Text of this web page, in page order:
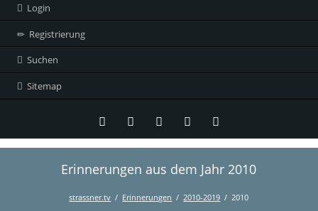
Login
Registrierung
Suchen
Sitemap
TwitterLinkedInInstagramFacebookRSS-
Erinnerungen aus dem Jahr 2010
strassner.tv Erinnerungen 2010-2019 2010